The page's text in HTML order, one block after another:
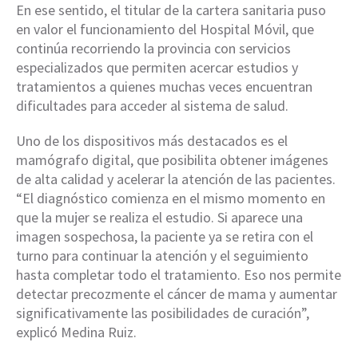
En ese sentido, el titular de la cartera sanitaria puso
en valor el funcionamiento del Hospital Móvil, que
continúa recorriendo la provincia con servicios
especializados que permiten acercar estudios y
tratamientos a quienes muchas veces encuentran
dificultades para acceder al sistema de salud.
Uno de los dispositivos más destacados es el
mamógrafo digital, que posibilita obtener imágenes
de alta calidad y acelerar la atención de las pacientes.
“El diagnóstico comienza en el mismo momento en
que la mujer se realiza el estudio. Si aparece una
imagen sospechosa, la paciente ya se retira con el
turno para continuar la atención y el seguimiento
hasta completar todo el tratamiento. Eso nos permite
detectar precozmente el cáncer de mama y aumentar
significativamente las posibilidades de curación”,
explicó Medina Ruiz.